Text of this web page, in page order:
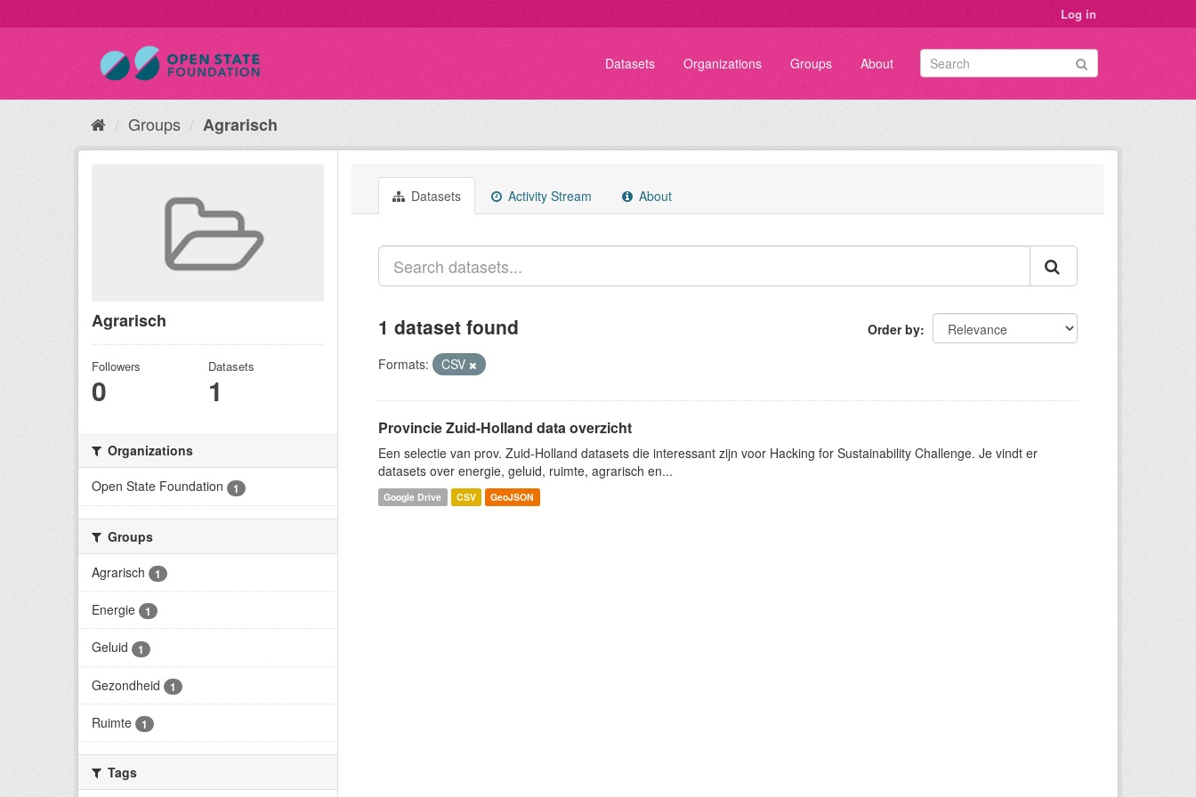
Log in
Datasets Organizations Groups About
Groups Agrarisch
Agrarisch
Followers
0
Datasets
1
Organizations
Open State Foundation
1
Groups
Agrarisch
1
Energie 1
Geluid 1
Gezondheid 1
Ruimte 1
Tags
Datasets Activity Stream About
Order by
1 dataset found
Formats: CSV
Provincie Zuid-Holland data overzicht
Een selectie van prov. Zuid-Holland datasets die interessant zijn voor Hacking for Sustainability Challenge. Je vindt er
datasets over energie, geluid, ruimte, agrarisch en...
Google Drive CSV GeoJSON